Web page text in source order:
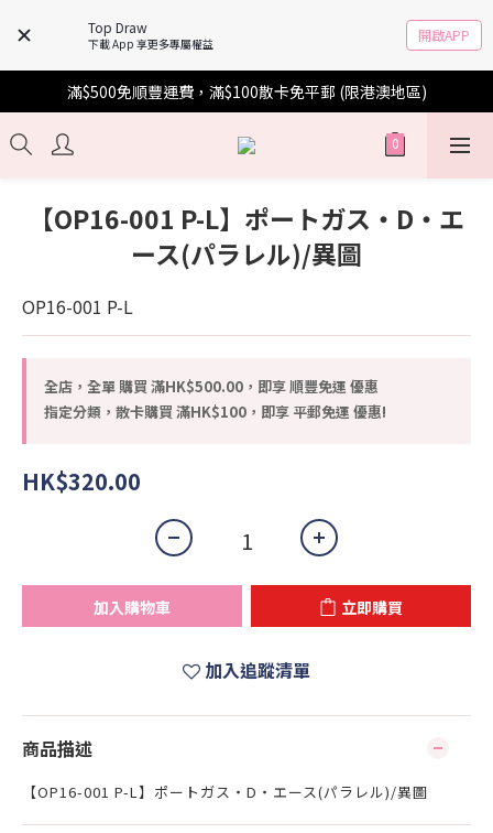
Top Draw
下載 App 享更多專屬權益 開啟APP
滿$500免順豐運費，滿$100散卡免平郵 (限港澳地區)
【OP16-001 P-L】ポートガス・D・エ
ース(パラレル)/異圖
OP16-001 P-L
全店，全單 購買 滿HK$500.00，即享 順豐免運 優惠
指定分類，散卡購買 滿HK$100，即享 平郵免運 優惠!
HK$320.00
加入購物車 立即購買
加入追蹤清單
商品描述
【OP16-001 P-L】ポートガス・D・エース(パラレル)/異圖